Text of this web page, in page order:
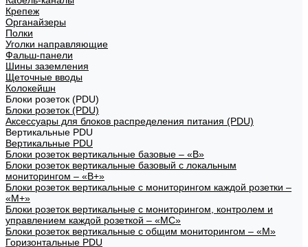
Крепеж
Органайзеры
Полки
Уголки направляющие
Фальш-панели
Шины заземления
Щеточные вводы
Колокейшн
Блоки розеток (PDU)
Блоки розеток (PDU)
Аксессуары для блоков распределения питания (PDU)
Вертикальные PDU
Вертикальные PDU
Блоки розеток вертикальные базовые – «В»
Блоки розеток вертикальные базовый с локальным
мониторингом – «В+»
Блоки розеток вертикальные с мониторингом каждой розетки –
«М+»
Блоки розеток вертикальные с мониторингом, контролем и
управлением каждой розеткой – «МС»
Блоки розеток вертикальные с общим мониторингом – «М»
Горизонтальные PDU